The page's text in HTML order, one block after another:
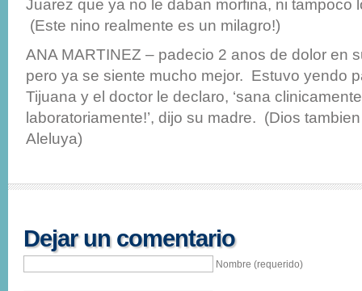
Juarez que ya no le daban morfina, ni tampoco
(Este nino realmente es un milagro!)
ANA MARTINEZ – padecio 2 anos de dolor en
pero ya se siente mucho mejor. Estuvo yendo
Tijuana y el doctor le declaro, ‘sana
laboratoriamente!’, dijo su madre. (Dios
Aleluya)
Dejar un comentario
Nombre (requerido)